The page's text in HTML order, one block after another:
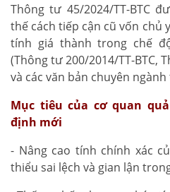
Thông tư 45/2024/TT-BTC
thế cách tiếp cận cũ vốn chủ
tính giá thành trong chế
(Thông tư 200/2014/TT-BTC,
và các văn bản chuyên
Mục tiêu của cơ quan
định mới
- Nâng cao tính chính xác
thiểu sai lệch và gian lận